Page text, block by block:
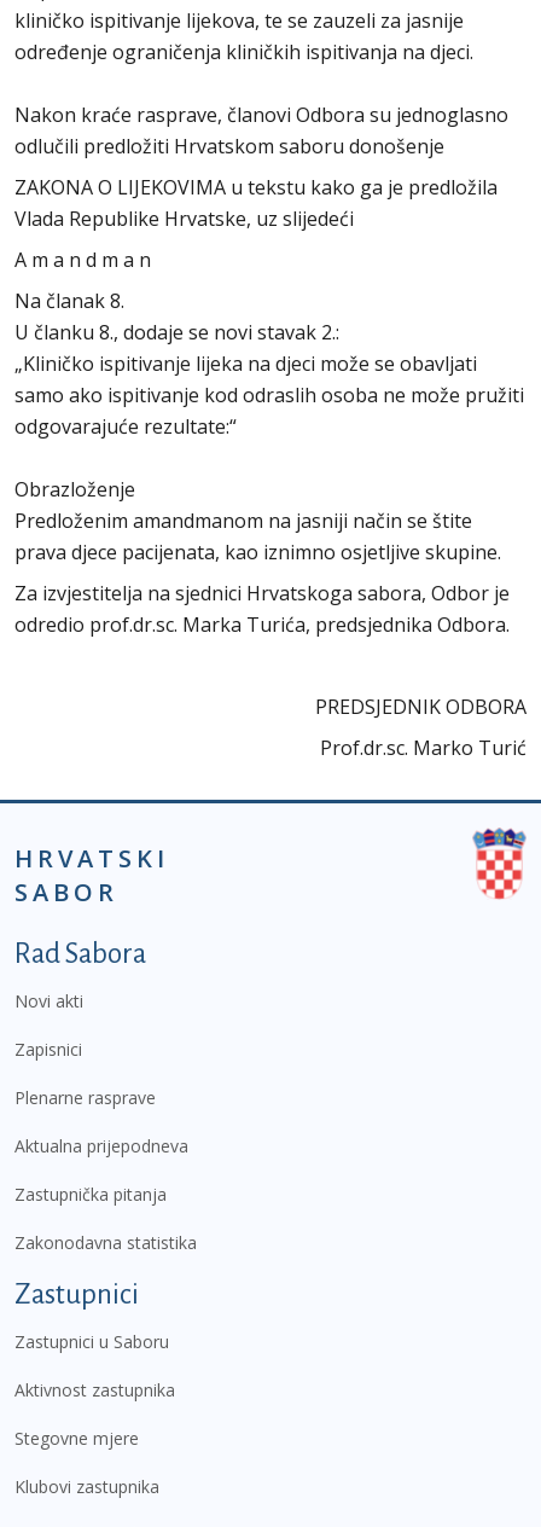
kliničko ispitivanje lijekova, te se zauzeli za jasnije
određenje ograničenja kliničkih ispitivanja na djeci.
Nakon kraće rasprave, članovi Odbora su jednoglasno
odlučili predložiti Hrvatskom saboru donošenje
ZAKONA O LIJEKOVIMA u tekstu kako ga je predložila
Vlada Republike Hrvatske, uz slijedeći
A m a n d m a n
Na članak 8.
U članku 8., dodaje se novi stavak 2.:
„Kliničko ispitivanje lijeka na djeci može se obavljati
samo ako ispitivanje kod odraslih osoba ne može pružiti
odgovarajuće rezultate:“
Obrazloženje
Predloženim amandmanom na jasniji način se štite
prava djece pacijenata, kao iznimno osjetljive skupine.
Za izvjestitelja na sjednici Hrvatskoga sabora, Odbor je
odredio prof.dr.sc. Marka Turića, predsjednika Odbora.
PREDSJEDNIK ODBORA
Prof.dr.sc. Marko Turić
HRVATSKI
SABOR
Podnožje prvi izbornik
Rad Sabora
Novi akti
Zapisnici
Plenarne rasprave
Aktualna prijepodneva
Zastupnička pitanja
Zakonodavna statistika
Zastupnici
Zastupnici u Saboru
Aktivnost zastupnika
Stegovne mjere
Klubovi zastupnika